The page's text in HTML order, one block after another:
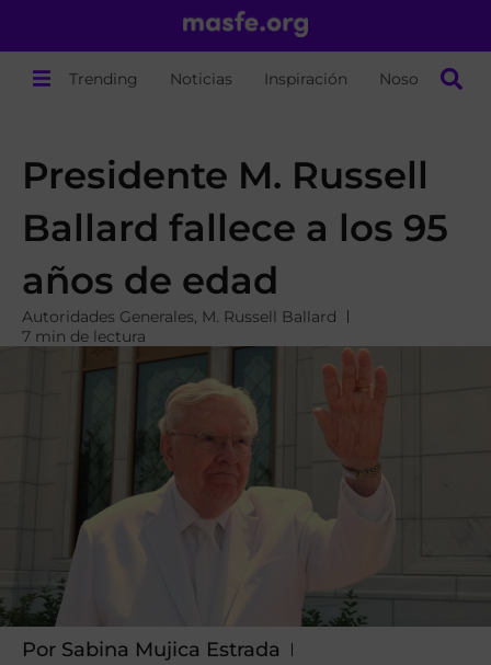
Trending Noticias Inspiración Nosotros
Presidente M. Russell
Ballard fallece a los 95
años de edad
Autoridades Generales, M. Russell Ballard
7 min de lectura
Por Sabina Mujica Estrada